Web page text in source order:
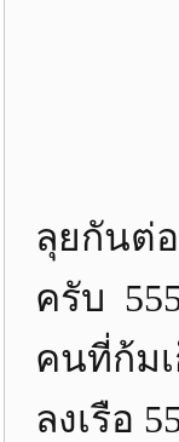
ลุยกันต่
ครับ
คนที่ก้ม
ลงเรือ